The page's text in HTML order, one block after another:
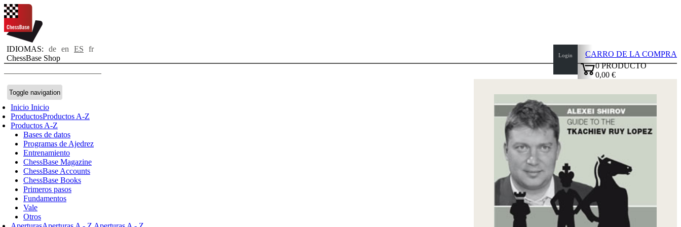
IDIOMAS: de en ES
fr
ChessBase Shop
Toggle navigation
Inicio Inicio
ProductosProductos A-Z
Productos A-Z
Bases de datos
Programas de Ajedrez
Entrenamiento
ChessBase Magazine
ChessBase Accounts
ChessBase Books
Primeros pasos
Fundamentos
Vale
Otros
Login
CARRO DE LA COMPRA
0PRODUCTO
0,00 €
top
Inicio
Novedades
Autores
Aperturas
Credenciales
TDC
Política
de
privacidad
sobre
nosotros
FAQ